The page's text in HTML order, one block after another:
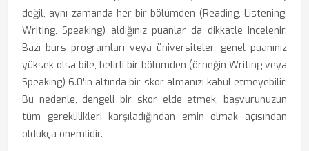
değil, aynı zamanda her bir bölümden (Reading, Listening,
Writing, Speaking) aldığınız puanlar da dikkatle incelenir.
Bazı burs programları veya üniversiteler, genel puanınız
yüksek olsa bile, belirli bir bölümden (örneğin Writing veya
Speaking) 6.0'ın altında bir skor almanızı kabul etmeyebilir.
Bu nedenle, dengeli bir skor elde etmek, başvurunuzun
tüm gereklilikleri karşıladığından emin olmak açısından
oldukça önemlidir.